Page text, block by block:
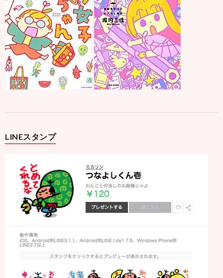
LINEスタンプ